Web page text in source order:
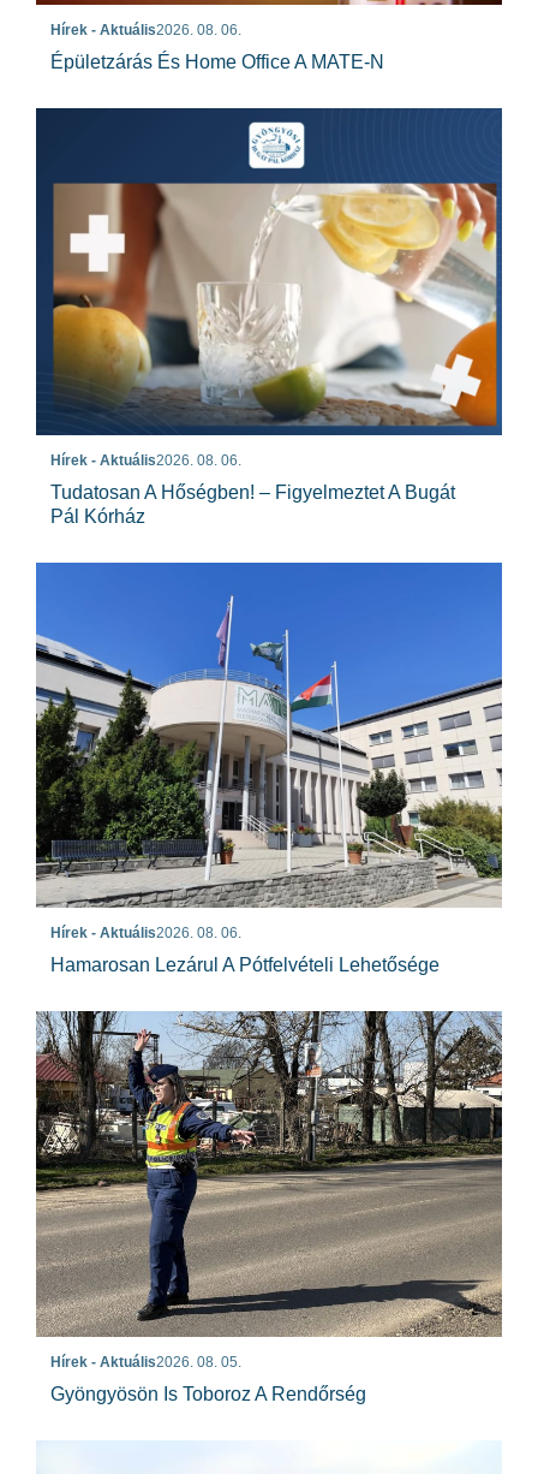
Hírek - Aktuális2026. 08. 06.
Épületzárás És Home Office A MATE-N
Hírek - Aktuális2026. 08. 06.
Tudatosan A Hőségben! – Figyelmeztet A Bugát
Pál Kórház
Hírek - Aktuális2026. 08. 06.
Hamarosan Lezárul A Pótfelvételi Lehetősége
Hírek - Aktuális2026. 08. 05.
Gyöngyösön Is Toboroz A Rendőrség